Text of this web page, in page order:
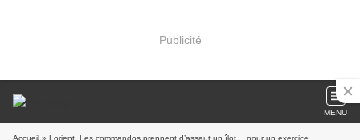
Publicité
MENU
Accueil » Lorient. Les commandos prennent d’assaut un îlot… pour un exercice